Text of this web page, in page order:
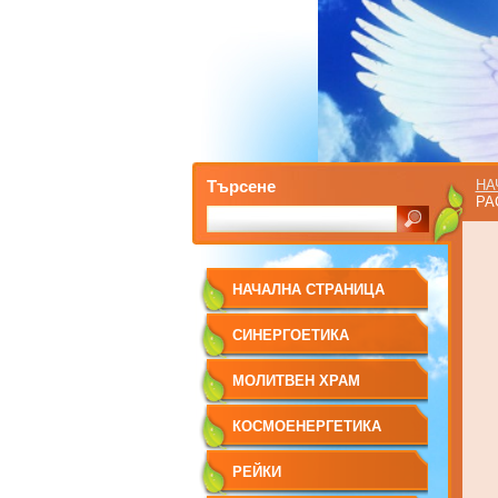
НАЧАЛНА СТРАНИЦА
СИНЕРГОЕТИКА
МОЛИТВЕН ХРАМ
КОСМОЕНЕРГЕТИКА
РЕЙКИ
Търсене